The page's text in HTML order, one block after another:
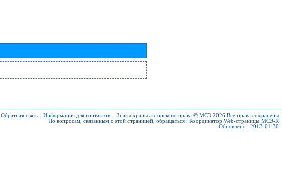
Обратная связь - Информация для контактов - Знак охраны авторского права © МСЭ 2026 Все права сохранены
По вопросам, связанным с этой страницей, обращаться : Координатор Web-страницы МСЭ-R
Обновлено : 2013-01-30